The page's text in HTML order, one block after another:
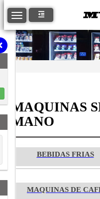
Toggle navigation
MAQUINAS
MANO
BEBIDAS FRIAS
MAQUINAS DE